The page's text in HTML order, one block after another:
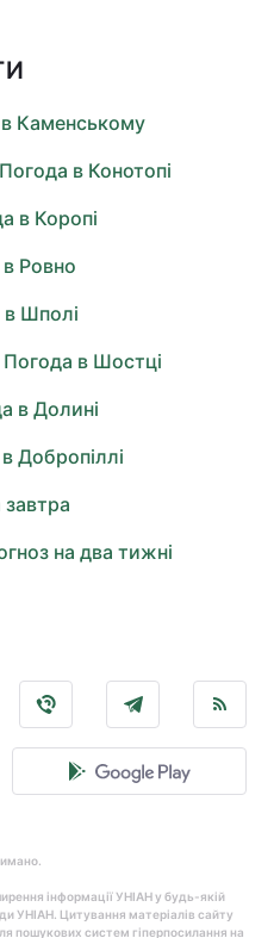
Каменському
Погода в Конотопі
в Коропі
Ровно
Шполі
Погода в Шостці
в Долині
Добропіллі
на два тижні
інформації УНІАН у будь-якій
УНІАН. Цитування матеріалів сайту
пошукових систем гіперпосилання на